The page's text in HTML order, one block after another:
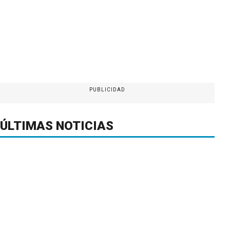
PUBLICIDAD
ÚLTIMAS NOTICIAS